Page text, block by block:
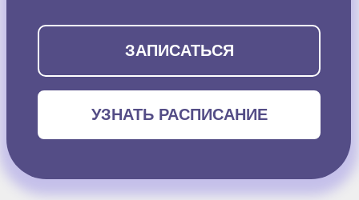
УЗНАТЬ РАСПИСАНИЕ
ЗАПИСАТЬСЯ